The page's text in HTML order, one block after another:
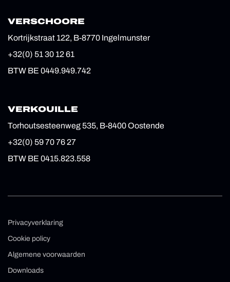
VERSCHOORE
Kortrijkstraat 122, B-8770 Ingelmunster
+32(0) 51 30 12 61
BTW BE 0449.949.742
VERKOUILLE
Torhoutsesteenweg 535, B-8400 Oostende
+32(0) 59 70 76 27
BTW BE 0415.823.558
Privacyverklaring
Cookie policy
Algemene voorwaarden
Downloads